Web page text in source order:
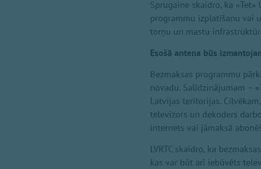
Sprugaine skaidro, ka
programmu izplatīšanu vai
torņu un mastu
Esošā antena būs
Bezmaksas programmu
novadu. Salīdzinājumam –
Latvijas teritorijas.
televizors un dekoders
internets vai jāmaksā
LVRTC skaidro, ka
kas var būt arī iebūvēts